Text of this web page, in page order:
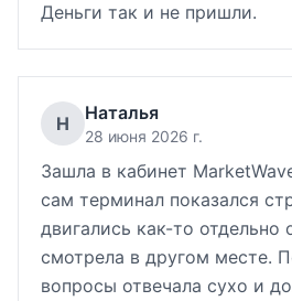
Деньги так и не пришли.
Н Наталья
28 июня 2026 г.
Зашла в кабинет
сам терминал показался
двигались как-то отдельно
смотрела в другом месте.
вопросы отвечала сухо и